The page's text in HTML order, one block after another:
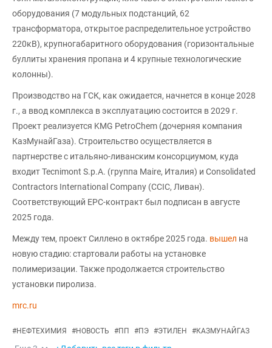
оборудования (7 модульных подстанций, 62
трансформатора, открытое распределительное устройство
220кВ), крупногабаритного оборудования (горизонтальные
буллиты хранения пропана и 4 крупные технологические
колонны).
Производство на ГСК, как ожидается, начнется в конце 2028
г., а ввод комплекса в эксплуатацию состоится в 2029 г.
Проект реализуется KMG PetroChem (дочерняя компания
КазМунайГаза). Строительство осуществляется в
партнерстве с итальяно-ливанским консорциумом, куда
входит Tecnimont S.p.A. (группа Maire, Италия) и Consolidated
Contractors International Company (CCIC, Ливан).
Соответствующий EPC-контракт был подписан в августе
2025 года.
Между тем, проект Силлено в октябре 2025 года. вышел на
новую стадию: стартовали работы на установке
полимеризации. Также продолжается строительство
установки пиролиза.
mrc.ru
#НЕФТЕХИМИЯ #НОВОСТЬ #ПП #ПЭ #ЭТИЛЕН #КАЗМУНАЙГАЗ